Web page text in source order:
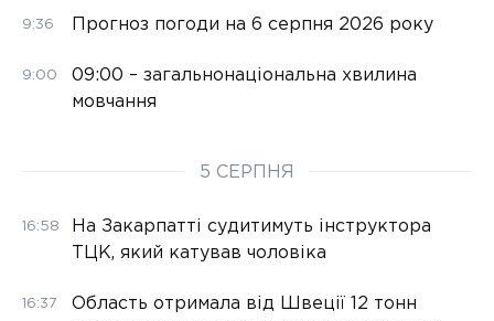
9:36 Прогноз погоди на 6 серпня 2026 року
9:00
09:00 – загальнонаціональна хвилина
мовчання
5 СЕРПНЯ
16:58
На Закарпатті судитимуть інструктора
ТЦК, який катував чоловіка
16:37
Область отримала від Швеції 12 тонн